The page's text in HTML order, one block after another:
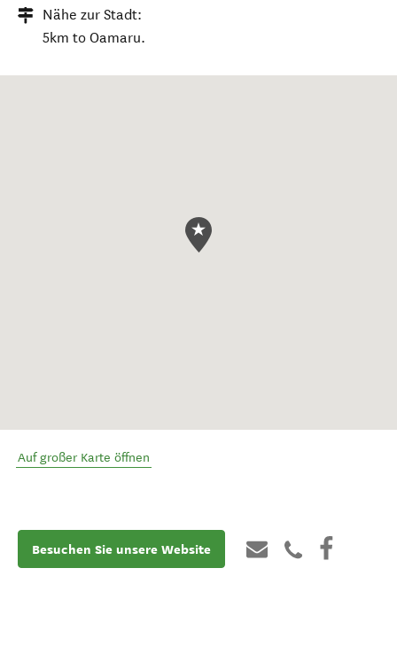
Nähe zur Stadt:
5km to Oamaru.
Auf großer Karte öffnen
Besuchen Sie unsere Website